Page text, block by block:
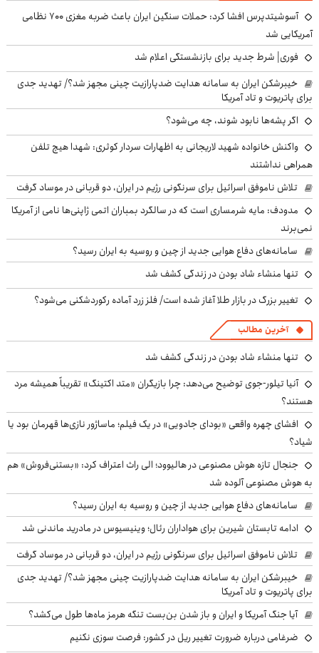
آسوشیتدپرس افشا کرد: حملات سنگین ایران باعث ضربه مغزی ۷۰۰ نظامی
آمریکایی شد
فوری| شرط جدید برای بازنشستگی اعلام شد
خیبرشکن ایران به سامانه هدایت ضدپارازیت چینی مجهز شد؟/ تهدید جدی
برای پاتریوت و تاد آمریکا
اگر پشه‌ها نابود شوند، چه می‌شود؟
واکنش خانواده شهید لاریجانی به اظهارات سردار کوثری: شهدا هیچ تلفن
همراهی نداشتند
تلاش ناموفق اسرائیل برای سرنگونی رژیم در ایران، دو قربانی در موساد گرفت
مدودف: مایه شرمساری است که در سالگرد بمباران اتمی ژاپنی‌ها نامی از آمریکا
نمی‌برند
سامانه‌های دفاع هوایی جدید از چین و روسیه به ایران رسید؟
تنها منشاء شاد بودن در زندگی کشف شد
تغییر بزرگ در بازار طلا آغاز شده است/ فلز زرد آماده رکوردشکنی می‌شود؟
آخرین مطالب
تنها منشاء شاد بودن در زندگی کشف شد
آنیا تیلور-جوی توضیح می‌دهد: چرا بازیگران «متد اکتینگ» تقریباً همیشه مرد
هستند؟
افشای چهره واقعی «بودای جادویی» در یک فیلم؛ ماساژور نازی‌ها قهرمان بود یا
شیاد؟
جنجال تازه هوش مصنوعی در هالیوود؛ الی راث اعتراف کرد: «بستنی‌فروش» هم
به هوش مصنوعی آلوده شد
سامانه‌های دفاع هوایی جدید از چین و روسیه به ایران رسید؟
ادامه تابستان شیرین برای هواداران رئال؛ وینیسیوس در مادرید ماندنی شد
تلاش ناموفق اسرائیل برای سرنگونی رژیم در ایران، دو قربانی در موساد گرفت
خیبرشکن ایران به سامانه هدایت ضدپارازیت چینی مجهز شد؟/ تهدید جدی
برای پاتریوت و تاد آمریکا
آیا جنگ آمریکا و ایران و باز شدن بن‌بست تنگه هرمز ماه‌ها طول می‌کشد؟
ضرغامی درباره ضرورت تغییر ریل در کشور: فرصت سوزی نکنیم